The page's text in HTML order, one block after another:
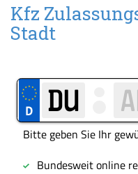
Kfz
Stadt